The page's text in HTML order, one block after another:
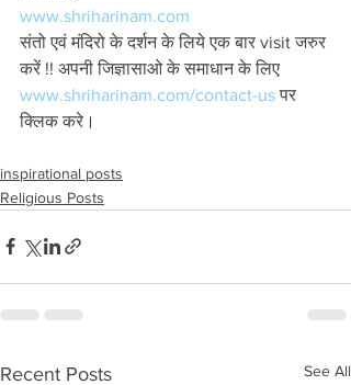
www.shriharinam.com
संतो एवं मंदिरो के दर्शन के लिये एक बार visit जरुर
करें !! अपनी जिज्ञासाओ के समाधान के लिए
www.shriharinam.com/contact-us पर
क्लिक करे।
inspirational posts
Religious Posts
Recent Posts See All